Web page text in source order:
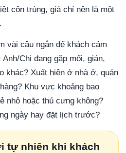
côn trùng, giá chỉ nên là một
vài câu ngắn để khách cảm
Chị đang gặp mối, gián,
khác? Xuất hiện ở nhà ở, quán
Khu vực khoảng bao
nhỏ hoặc thú cưng không?
ngày hay đặt lịch trước?
tự nhiên khi khách